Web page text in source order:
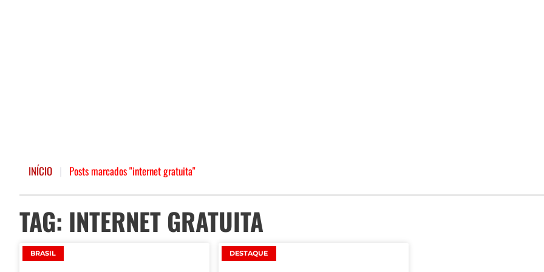
INÍCIO Posts marcados "internet gratuita"
TAG: INTERNET GRATUITA
BRASIL DESTAQUE